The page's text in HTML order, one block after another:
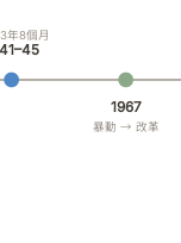
年8個月
1967
暴動 → 改革